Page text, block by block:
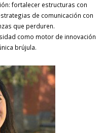
fortalecer estructuras con
de comunicación con
que perduren.
como motor de innovación
brújula.